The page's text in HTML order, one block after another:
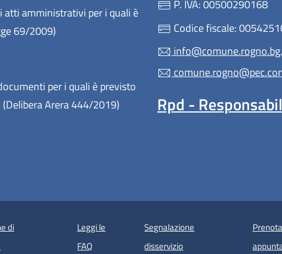
atti amministrativi per i quali è
69/2009)
per i quali è previsto
Arera 444/2019)
P. IVA: 00500290168
Codice fiscale:
Rpd -
di
Leggi le
FAQ
Segnalazione
disservizio